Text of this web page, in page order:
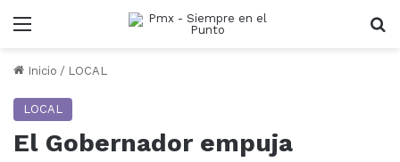
Menu
Inicio / LOCAL
LOCAL
El Gobernador empuja